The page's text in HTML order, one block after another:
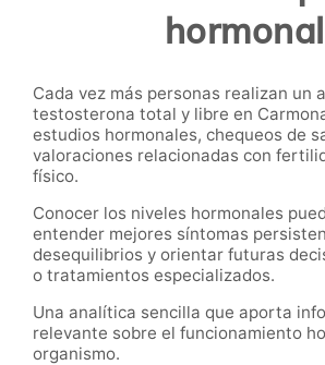
hormonal
Cada vez más personas realizan un
testosterona total y libre en
estudios hormonales, chequeos de
valoraciones relacionadas con
físico.
Conocer los niveles hormonales
entender mejores síntomas
desequilibrios y orientar futuras
o tratamientos especializados.
Una analítica sencilla que aporta
relevante sobre el funcionamiento
organismo.